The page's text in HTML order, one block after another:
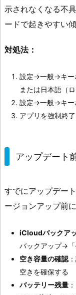
示されなくなる不
ードで起きやすい
対処法：
設定→一般→キー
または日本語（
設定→一般→キー
アプリを強制終
アップデート
すでにアップデー
ージョンアップ前
iCloudバックア
バックアップ→「
空き容量の確認
空きを確保する
バッテリー残量